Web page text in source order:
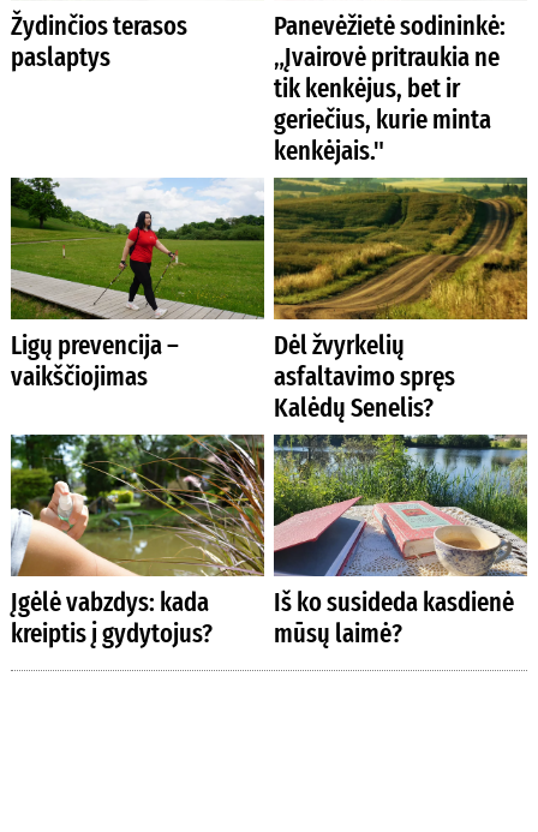
Žydinčios terasos
paslaptys
Panevėžietė sodininkė:
„Įvairovė pritraukia ne
tik kenkėjus, bet ir
geriečius, kurie minta
kenkėjais."
Ligų prevencija –
vaikščiojimas
Dėl žvyrkelių
asfaltavimo spręs
Kalėdų Senelis?
Įgėlė vabzdys: kada
kreiptis į gydytojus?
Iš ko susideda kasdienė
mūsų laimė?